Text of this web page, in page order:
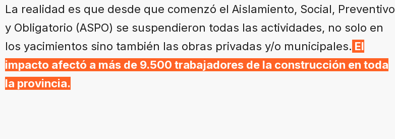
La realidad es que desde que comenzó el Aislamiento, Social, Preventivo
y Obligatorio (ASPO) se suspendieron todas las actividades, no solo en
los yacimientos sino también las obras privadas y/o municipales. El
impacto afectó a más de 9.500 trabajadores de la construcción en toda
la provincia.